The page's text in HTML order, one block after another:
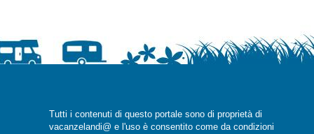
Tutti i contenuti di questo portale sono di proprietà di
vacanzelandi@ e l'uso è consentito come da condizioni